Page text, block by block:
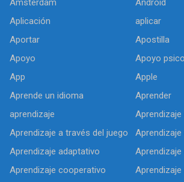
Amsterdam
Android
Aplicación
aplicar
Aportar
Apostilla
Apoyo
Apoyo
App
Apple
Aprende un idioma
Aprender
aprendizaje
Aprendizaje a través del juego
Aprendizaje adaptativo
Aprendizaje cooperativo